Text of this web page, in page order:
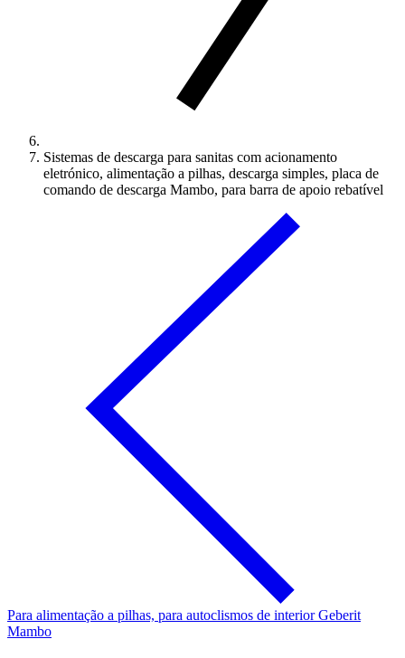
Sistemas de descarga para sanitas com acionamento
eletrónico, alimentação a pilhas, descarga simples, placa de
comando de descarga Mambo, para barra de apoio rebatível
Para alimentação a pilhas, para autoclismos de interior Geberit
Mambo